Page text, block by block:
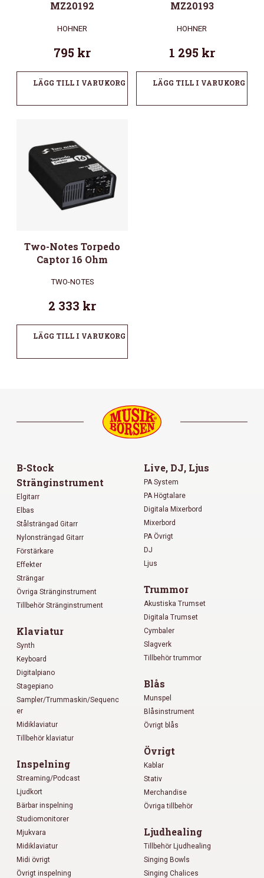
MZ20192
HOHNER
795 kr
LÄGG TILL I VARUKORG
MZ20193
HOHNER
1 295 kr
LÄGG TILL I VARUKORG
Two-Notes Torpedo
Captor 16 Ohm
TWO-NOTES
2 333 kr
LÄGG TILL I VARUKORG
B-Stock
Stränginstrument
Elgitarr
Elbas
Stålsträngad Gitarr
Nylonsträngad Gitarr
Förstärkare
Effekter
Strängar
Övriga Stränginstrument
Tillbehör Stränginstrument
Klaviatur
Synth
Keyboard
Digitalpiano
Stagepiano
Sampler/Trummaskin/Sequenc
er
Midiklaviatur
Tillbehör klaviatur
Inspelning
Streaming/Podcast
Ljudkort
Bärbar inspelning
Studiomonitorer
Mjukvara
Midiklaviatur
Midi övrigt
Övrigt inspelning
Live, DJ, Ljus
PA System
PA Högtalare
Digitala Mixerbord
Mixerbord
PA Övrigt
DJ
Ljus
Trummor
Akustiska Trumset
Digitala Trumset
Cymbaler
Slagverk
Tillbehör trummor
Blås
Munspel
Blåsinstrument
Övrigt blås
Övrigt
Kablar
Stativ
Merchandise
Övriga tillbehör
Ljudhealing
Tillbehör Ljudhealing
Singing Bowls
Singing Chalices